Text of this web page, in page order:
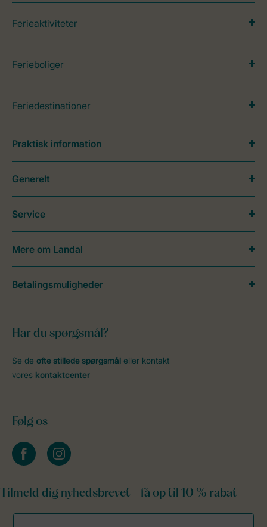
Ferieaktiviteter
Ferieboliger
Feriedestinationer
Har du spørgsmål?
Se de ofte stillede spørgsmål eller kontakt
vores kontaktcenter
Følg os
facebookinstagram
Tilmeld dig nyhedsbrevet - få op til 10 % rabat
Praktisk information
Generelt
Service
Mere om Landal
Betalingsmuligheder